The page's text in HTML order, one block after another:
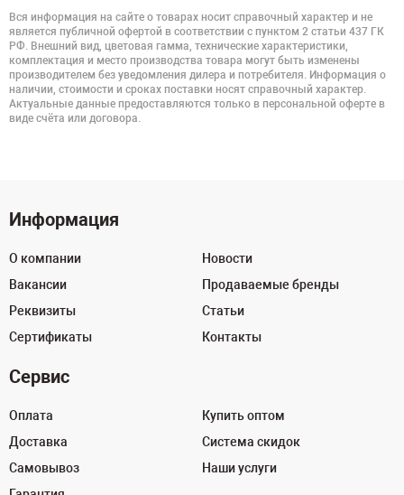
Вся информация на сайте о товарах носит справочный характер и не
является публичной офертой в соответствии с пунктом 2 статьи 437 ГК
РФ. Внешний вид, цветовая гамма, технические характеристики,
комплектация и место производства товара могут быть изменены
производителем без уведомления дилера и потребителя. Информация о
наличии, стоимости и сроках поставки носят справочный характер.
Актуальные данные предоставляются только в персональной оферте в
виде счёта или договора.
Информация
О компании
Вакансии
Реквизиты
Сертификаты
Новости
Продаваемые бренды
Статьи
Контакты
Сервис
Оплата
Доставка
Самовывоз
Купить оптом
Система скидок
Наши услуги